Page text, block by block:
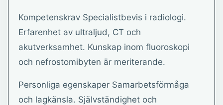
Kompetenskrav Specialistbevis i radiologi.
Erfarenhet av ultraljud, CT och
akutverksamhet. Kunskap inom fluoroskopi
och nefrostomibyten är meriterande.
Personliga egenskaper Samarbetsförmåga
och lagkänsla. Självständighet och